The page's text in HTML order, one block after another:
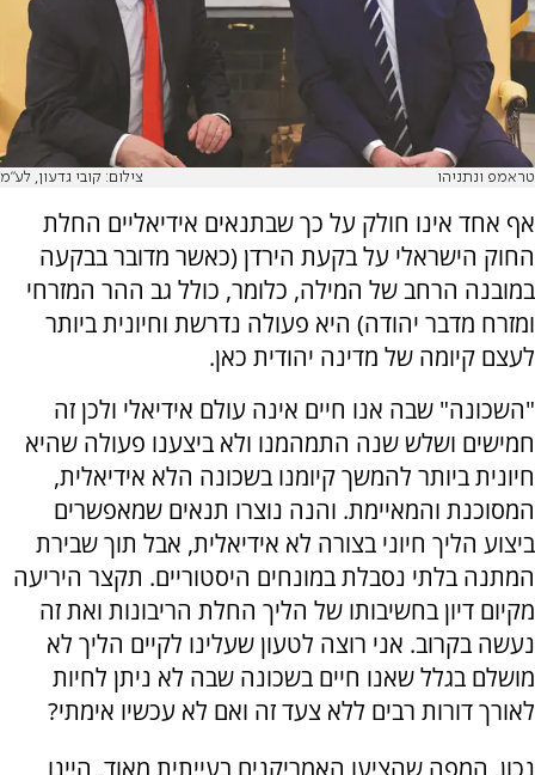
טראמפ ונתניהו צילום: קובי גדעון, לע"מ
אף אחד אינו חולק על כך שבתנאים אידיאליים החלת
החוק הישראלי על בקעת הירדן (כאשר מדובר בבקעה
במובנה הרחב של המילה, כלומר, כולל גב ההר המזרחי
ומזרח מדבר יהודה) היא פעולה נדרשת וחיונית ביותר
לעצם קיומה של מדינה יהודית כאן.
"השכונה" שבה אנו חיים אינה עולם אידיאלי ולכן זה
חמישים ושלש שנה התמהמנו ולא ביצענו פעולה שהיא
חיונית ביותר להמשך קיומנו בשכונה הלא אידיאלית,
המסוכנת והמאיימת. והנה נוצרו תנאים שמאפשרים
ביצוע הליך חיוני בצורה לא אידיאלית, אבל תוך שבירת
המתנה בלתי נסבלת במונחים היסטוריים. תקצר היריעה
מקיום דיון בחשיבותו של הליך החלת הריבונות ואת זה
נעשה בקרוב. אני רוצה לטעון שעלינו לקיים הליך לא
מושלם בגלל שאנו חיים בשכונה שבה לא ניתן לחיות
לאורך דורות רבים ללא צעד זה ואם לא עכשיו אימתי?